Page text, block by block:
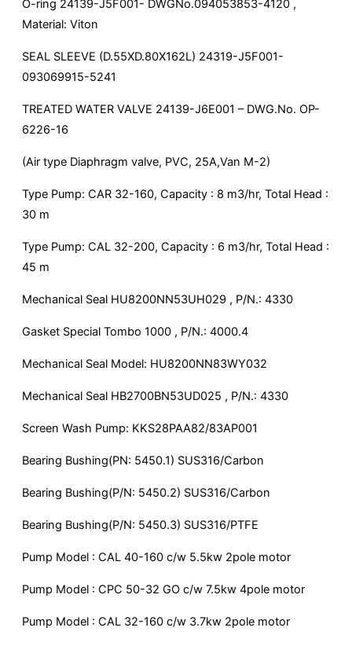
O-ring 24139-J5F001- DWGNo.094053853-4120 ,
Material: Viton
SEAL SLEEVE (D.55XD.80X162L) 24319-J5F001-
093069915-5241
TREATED WATER VALVE 24139-J6E001 – DWG.No. OP-
6226-16
(Air type Diaphragm valve, PVC, 25A,Van M-2)
Type Pump: CAR 32-160, Capacity : 8 m3/hr, Total Head :
30 m
Type Pump: CAL 32-200, Capacity : 6 m3/hr, Total Head :
45 m
Mechanical Seal HU8200NN53UH029 , P/N.: 4330
Gasket Special Tombo 1000 , P/N.: 4000.4
Mechanical Seal Model: HU8200NN83WY032
Mechanical Seal HB2700BN53UD025 , P/N.: 4330
Screen Wash Pump: KKS28PAA82/83AP001
Bearing Bushing(PN: 5450.1) SUS316/Carbon
Bearing Bushing(P/N: 5450.2) SUS316/Carbon
Bearing Bushing(P/N: 5450.3) SUS316/PTFE
Pump Model : CAL 40-160 c/w 5.5kw 2pole motor
Pump Model : CPC 50-32 GO c/w 7.5kw 4pole motor
Pump Model : CAL 32-160 c/w 3.7kw 2pole motor